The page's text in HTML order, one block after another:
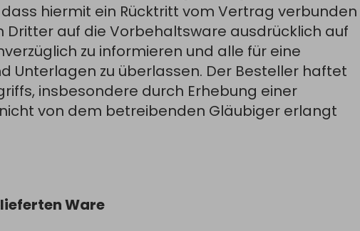
hiermit ein Rücktritt vom Vertrag verbunden
Dritter auf die Vorbehaltsware ausdrücklich auf
zu informieren und alle für eine
Unterlagen zu überlassen. Der Besteller haftet
insbesondere durch Erhebung einer
von dem betreibenden Gläubiger erlangt
Ware